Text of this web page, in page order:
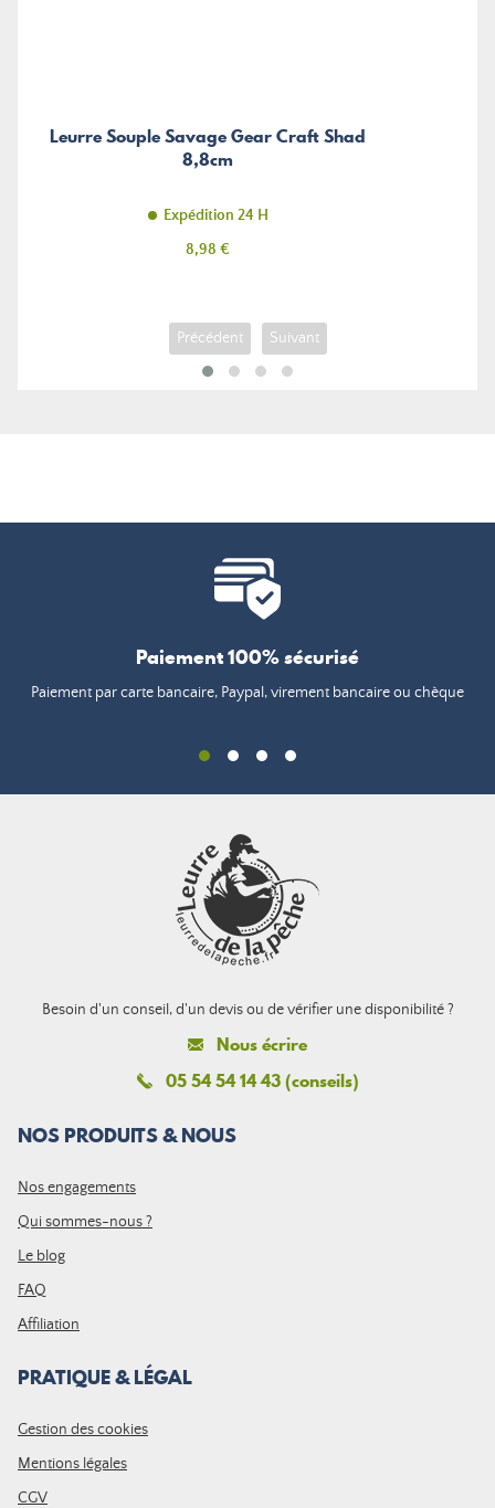
Leurre Souple Savage Gear Craft Shad
8,8cm
Expédition 24 H
Prix
8,98 €
Précédent Suivant
Paiement 100% sécurisé
Paiement par carte bancaire, Paypal, virement bancaire ou chèque
Besoin d'un conseil, d'un devis ou de vérifier une disponibilité ?
Nous écrire
05 54 54 14 43 (conseils)
NOS PRODUITS & NOUS
Nos engagements
Qui sommes-nous ?
Le blog
FAQ
Affiliation
PRATIQUE & LÉGAL
Gestion des cookies
Mentions légales
CGV